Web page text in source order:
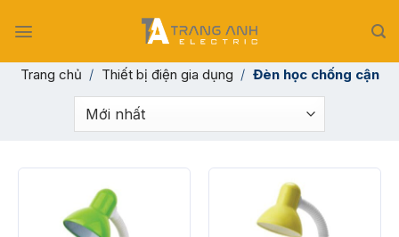
Trang chủ / Thiết bị điện gia dụng / Đèn học chống cận